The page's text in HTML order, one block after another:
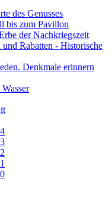
des Genusses
bis zum Pavillon
der Nachkriegszeit
und Rabatten - Historische
Denkmale erinnern